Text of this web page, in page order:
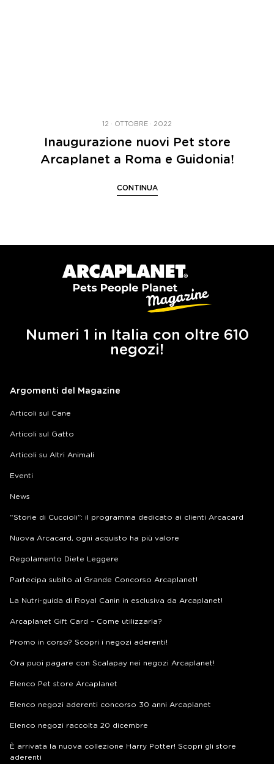
12 · OTTOBRE · 2022
Inaugurazione nuovi Pet store
Arcaplanet a Roma e Guidonia!
CONTINUA
Numeri 1 in Italia con oltre 610
negozi!
Argomenti del Magazine
Articoli sul Cane
Articoli sul Gatto
Articoli su Altri Animali
Eventi
News
“Storie di Cuccioli”: il programma dedicato ai clienti Arcacard
Nuova Arcacard, ogni acquisto ha più valore
Regolamento Diete Leggere
Partecipa subito al Grande Concorso Arcaplanet!
La Nutri-guida di Royal Canin in esclusiva da Arcaplanet!
Arcaplanet Gift Card – Come utilizzarla?
Promo in corso? Scopri i negozi aderenti!
Ora puoi pagare con Scalapay nei negozi Arcaplanet!
Elenco Pet store Arcaplanet
Elenco negozi aderenti concorso 30 anni Arcaplanet
Elenco negozi raccolta 20 dicembre
È arrivata la nuova collezione Harry Potter! Scopri gli store
aderenti